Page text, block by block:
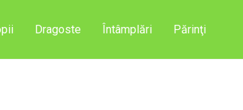
Dragoste Întâmplări Părinţi